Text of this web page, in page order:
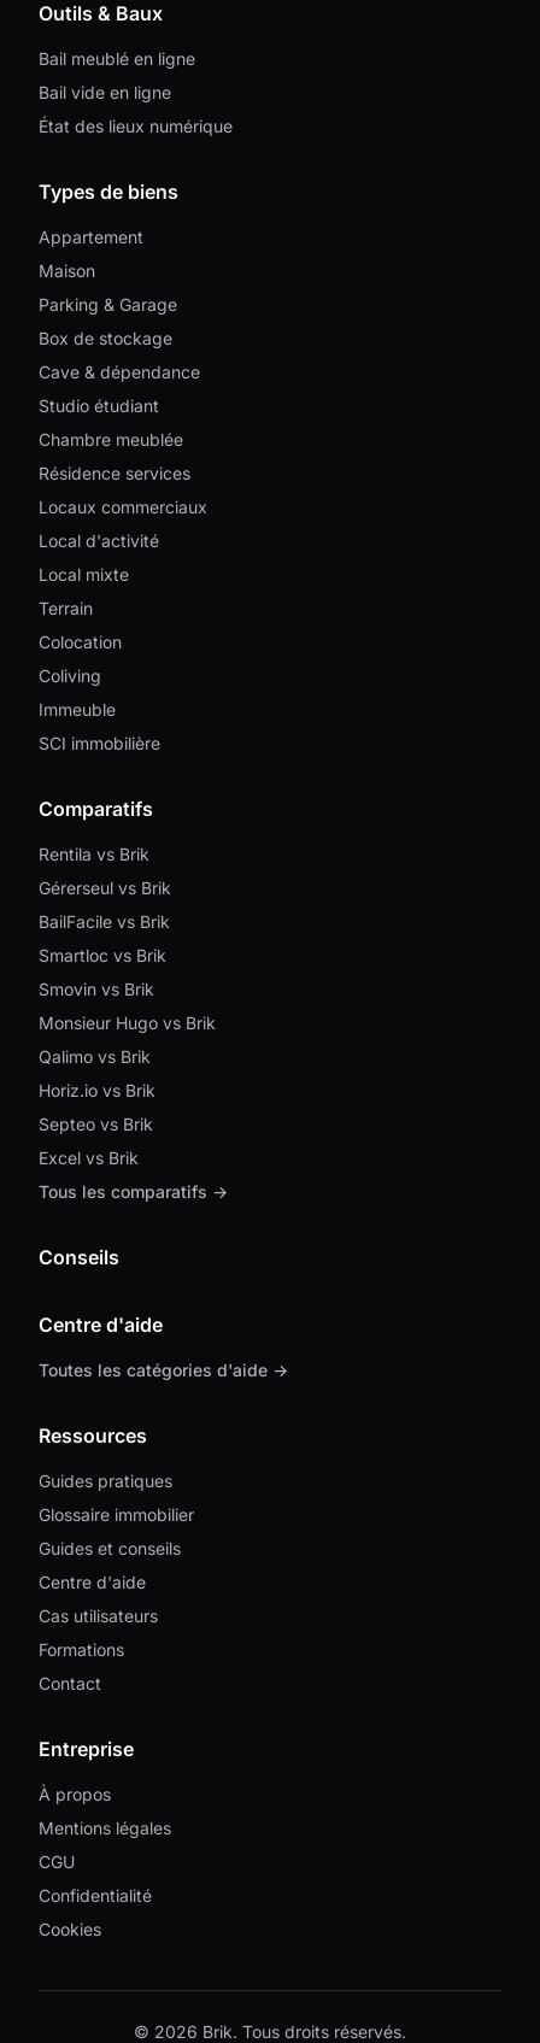
Outils & Baux
Bail meublé en ligne
Bail vide en ligne
État des lieux numérique
Types de biens
Appartement
Maison
Parking & Garage
Box de stockage
Cave & dépendance
Studio étudiant
Chambre meublée
Résidence services
Locaux commerciaux
Local d'activité
Local mixte
Terrain
Colocation
Coliving
Immeuble
SCI immobilière
Comparatifs
Rentila vs Brik
Gérerseul vs Brik
BailFacile vs Brik
Smartloc vs Brik
Smovin vs Brik
Monsieur Hugo vs Brik
Qalimo vs Brik
Horiz.io vs Brik
Septeo vs Brik
Excel vs Brik
Tous les comparatifs →
Conseils
Centre d'aide
Toutes les catégories d'aide →
Ressources
Guides pratiques
Glossaire immobilier
Guides et conseils
Centre d'aide
Cas utilisateurs
Formations
Contact
Entreprise
À propos
Mentions légales
CGU
Confidentialité
Cookies
© 2026 Brik. Tous droits réservés.